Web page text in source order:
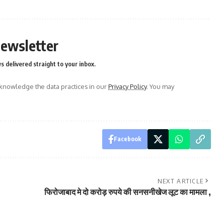
delivered straight to your inbox.
the data practices in ourPrivacy Policy. You may
Facebook
NEXT ARTICLE
फिरोजाबाद मे दो करोड़ रुपये की सनसनीखेज लूट का मामला ,